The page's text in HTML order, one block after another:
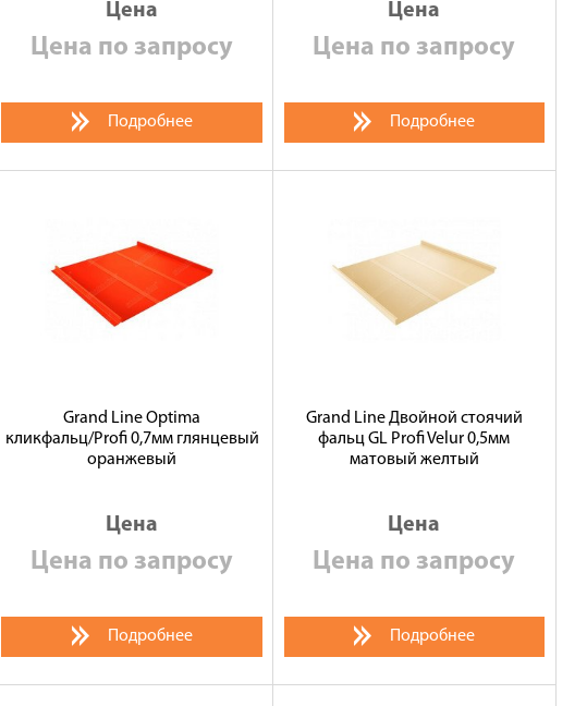
Цена
Цена по запросу
Подробнее
Цена
Цена по запросу
Подробнее
Grand Line Optima
кликфальц/Profi 0,7мм глянцевый
оранжевый
Цена
Цена по запросу
Подробнее
Grand Line Двойной стоячий
фальц GL Profi Velur 0,5мм
матовый желтый
Цена
Цена по запросу
Подробнее